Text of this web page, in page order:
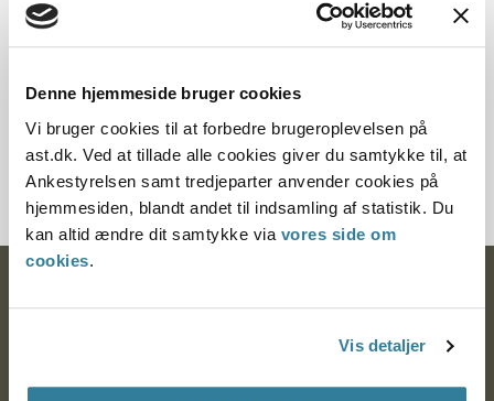
Denne hjemmeside bruger cookies
Vi bruger cookies til at forbedre brugeroplevelsen på
ast.dk. Ved at tillade alle cookies giver du samtykke til, at
Ankestyrelsen samt tredjeparter anvender cookies på
hjemmesiden, blandt andet til indsamling af statistik. Du
kan altid ændre dit samtykke via vores side om
cookies.
Vis detaljer
Paragraf
Journalnummer
6000035-06
Nytorv 7, 2. sal